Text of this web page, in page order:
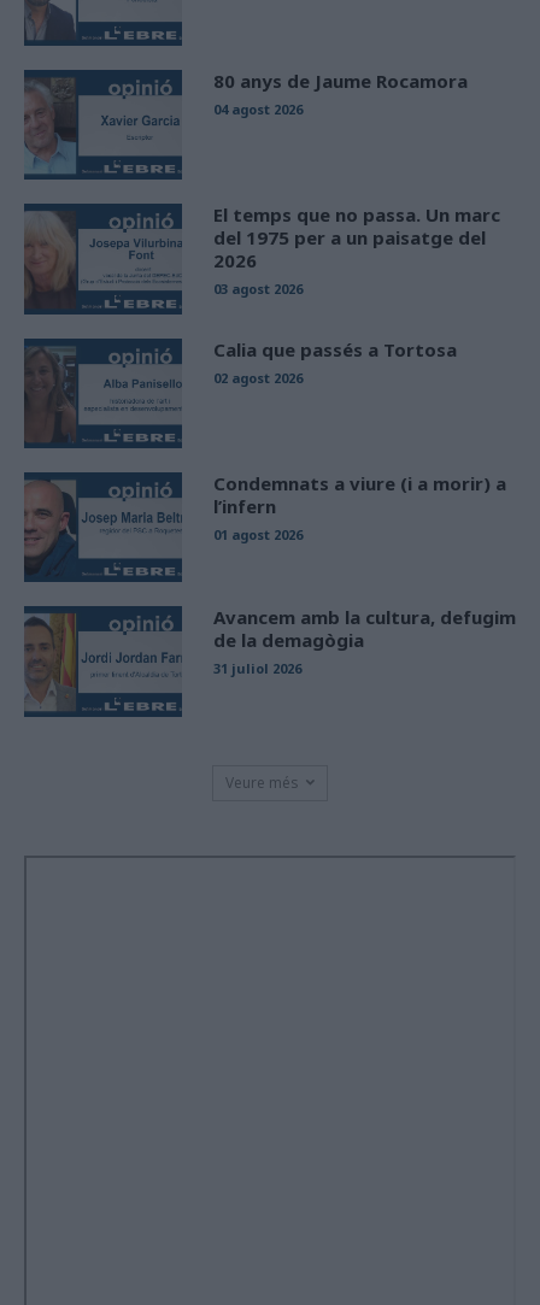
80 anys de Jaume Rocamora
04 agost 2026
El temps que no passa. Un marc
del 1975 per a un paisatge del
2026
03 agost 2026
Calia que passés a Tortosa
02 agost 2026
Condemnats a viure (i a morir) a
l’infern
01 agost 2026
Avancem amb la cultura, defugim
de la demagògia
31 juliol 2026
Veure més